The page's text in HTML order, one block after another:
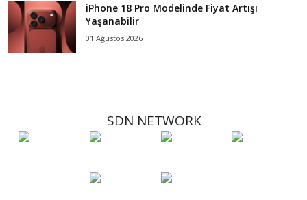
iPhone 18 Pro Modelinde Fiyat Artışı
Yaşanabilir
01 Ağustos 2026
SDN NETWORK